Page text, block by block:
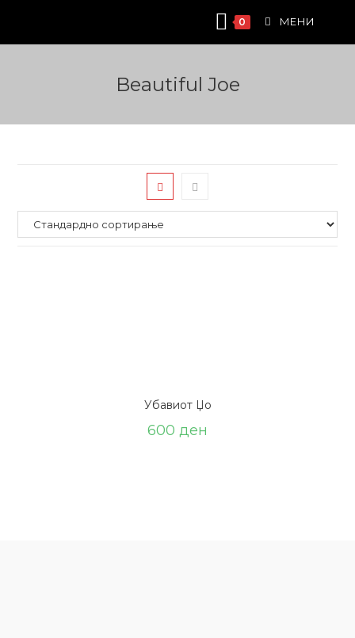
content
0 МЕНИ
Beautiful Joe
Убавиот Џо
600 ден